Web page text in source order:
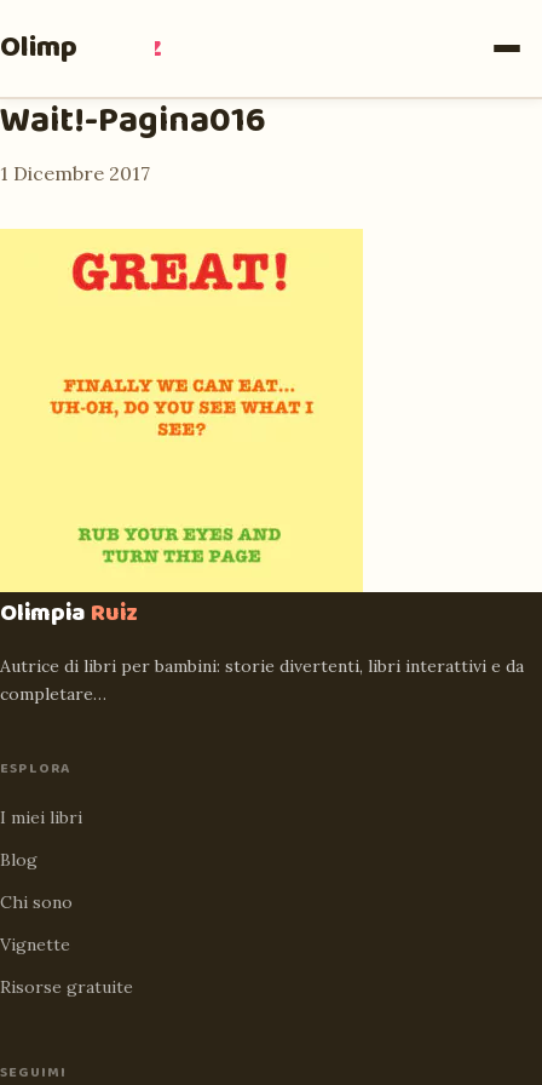
Olimpia Ruiz
Wait!-Pagina016
1 Dicembre 2017
OlimpiaRuiz
Autrice di libri per bambini: storie divertenti, libri interattivi e da
completare…
ESPLORA
I miei libri
Blog
Chi sono
Vignette
Risorse gratuite
SEGUIMI